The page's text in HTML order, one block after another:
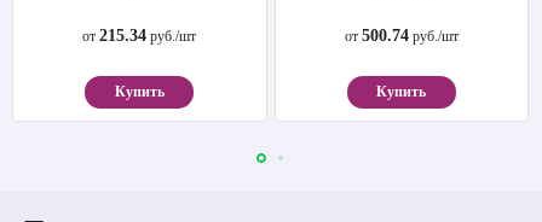
от215.34 руб./шт
Купить
от 500.74руб./шт
Купить